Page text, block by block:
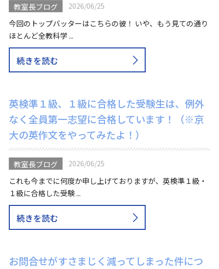
教室長ブログ 2026/06/25
今回のトップバッターはこちらの彼！ いや、もう見ての通り
ほとんど全教科学 ...
続きを読む
英検準１級、１級に合格した受験生は、例外
なく全員第一志望に合格しています！（※京
大の英作文をやってみたよ！）
教室長ブログ 2026/06/25
これも今までに何度か申し上げておりますが、英検準１級・
１級に合格した受験 ...
続きを読む
お問合せがすさまじく減ってしまった件につ